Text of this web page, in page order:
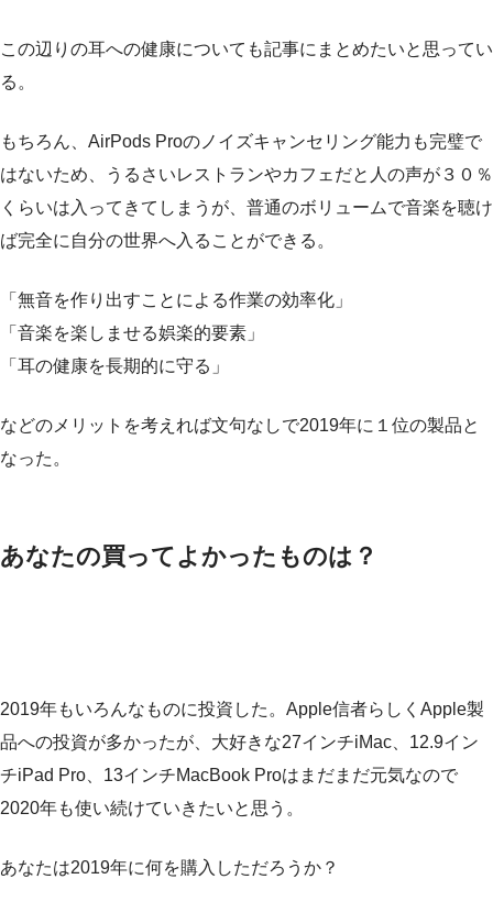
この辺りの耳への健康についても記事にまとめたいと思ってい
る。
もちろん、AirPods Proのノイズキャンセリング能力も完璧で
はないため、うるさいレストランやカフェだと人の声が３０％
くらいは入ってきてしまうが、普通のボリュームで音楽を聴け
ば完全に自分の世界へ入ることができる。
「無音を作り出すことによる作業の効率化」
「音楽を楽しませる娯楽的要素」
「耳の健康を長期的に守る」
などのメリットを考えれば文句なしで2019年に１位の製品と
なった。
あなたの買ってよかったものは？
2019年もいろんなものに投資した。Apple信者らしくApple製
品への投資が多かったが、大好きな27インチiMac、12.9イン
チiPad Pro、13インチMacBook Proはまだまだ元気なので
2020年も使い続けていきたいと思う。
あなたは2019年に何を購入しただろうか？